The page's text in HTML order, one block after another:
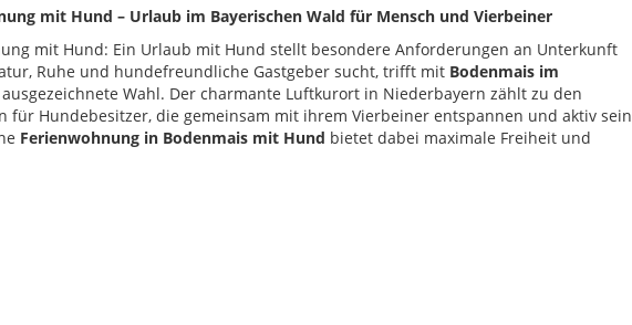
mit Hund – Urlaub im Bayerischen Wald für Mensch und Vierbeiner
mit Hund: Ein Urlaub mit Hund stellt besondere Anforderungen an Unterkunft
Ruhe und hundefreundliche Gastgeber sucht, trifft mit Bodenmais im
Wahl. Der charmante Luftkurort in Niederbayern zählt zu den
für Hundebesitzer, die gemeinsam mit ihrem Vierbeiner entspannen und aktiv sein
Ferienwohnung in Bodenmais mit Hund bietet dabei maximale Freiheit und